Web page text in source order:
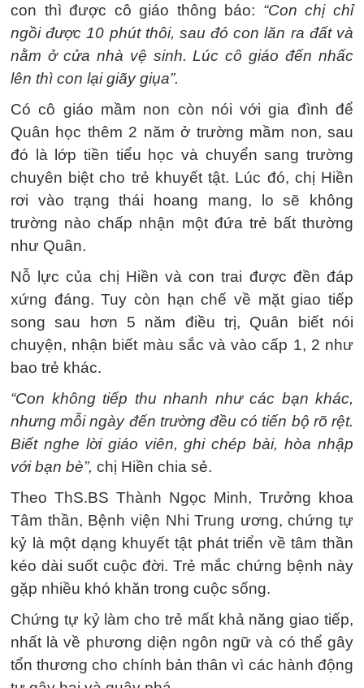
con thì được cô giáo thông báo: “Con chị chỉ
ngồi được 10 phút thôi, sau đó con lăn ra đất và
nằm ở cửa nhà vệ sinh. Lúc cô giáo đến nhấc
lên thì con lại giãy giụa”.
Có cô giáo mầm non còn nói với gia đình để
Quân học thêm 2 năm ở trường mầm non, sau
đó là lớp tiền tiểu học và chuyển sang trường
chuyên biệt cho trẻ khuyết tật. Lúc đó, chị Hiền
rơi vào trạng thái hoang mang, lo sẽ không
trường nào chấp nhận một đứa trẻ bất thường
như Quân.
Nỗ lực của chị Hiền và con trai được đền đáp
xứng đáng. Tuy còn hạn chế về mặt giao tiếp
song sau hơn 5 năm điều trị, Quân biết nói
chuyện, nhận biết màu sắc và vào cấp 1, 2 như
bao trẻ khác.
“Con không tiếp thu nhanh như các bạn khác,
nhưng mỗi ngày đến trường đều có tiến bộ rõ rệt.
Biết nghe lời giáo viên, ghi chép bài, hòa nhập
với bạn bè”, chị Hiền chia sẻ.
Theo ThS.BS Thành Ngọc Minh, Trưởng khoa
Tâm thần, Bệnh viện Nhi Trung ương, chứng tự
kỷ là một dạng khuyết tật phát triển về tâm thần
kéo dài suốt cuộc đời. Trẻ mắc chứng bệnh này
gặp nhiều khó khăn trong cuộc sống.
Chứng tự kỷ làm cho trẻ mất khả năng giao tiếp,
nhất là về phương diện ngôn ngữ và có thể gây
tổn thương cho chính bản thân vì các hành động